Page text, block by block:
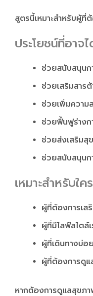
สูตรนี้เหมาะสำหรับผู้
ประโยชน์ที่อาจ
ช่วยสนับสนุนก
ช่วยเสริมสาร
ช่วยเพิ่มความ
ช่วยฟื้นฟูร่างก
ช่วยส่งเสริมสุ
ช่วยสนับสนุนก
เหมาะสำหรับใค
ผู้ที่ต้องการเส
ผู้ที่มีไลฟ์สไตล์
ผู้ที่เดินทางบ่อ
ผู้ที่ต้องการดูแ
หากต้องการดูแลสุขภ